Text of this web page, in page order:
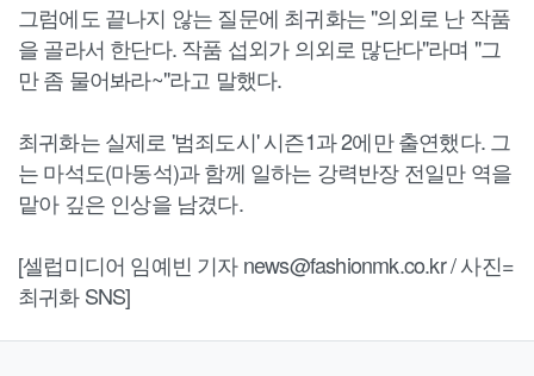
그럼에도 끝나지 않는 질문에 최귀화는 "의외로 난 작품
을 골라서 한단다. 작품 섭외가 의외로 많단다"라며 "그
만 좀 물어봐라~"라고 말했다.
최귀화는 실제로 '범죄도시' 시즌1과 2에만 출연했다. 그
는 마석도(마동석)과 함께 일하는 강력반장 전일만 역을
맡아 깊은 인상을 남겼다.
[셀럽미디어 임예빈 기자 news@fashionmk.co.kr / 사진=
최귀화 SNS]